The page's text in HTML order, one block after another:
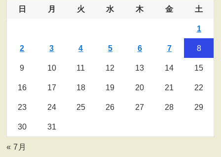
日 月 火 水 木 金 土
1
2 3 4 5 6 7 8
9 10 11 12 13 14 15
16 17 18 19 20 21 22
23 24 25 26 27 28 29
30 31
« 7月